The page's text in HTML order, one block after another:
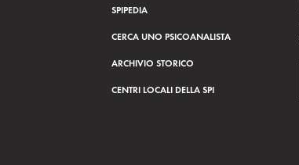
SPIPEDIA
CERCA UNO PSICOANALISTA
ARCHIVIO STORICO
CENTRI LOCALI DELLA SPI